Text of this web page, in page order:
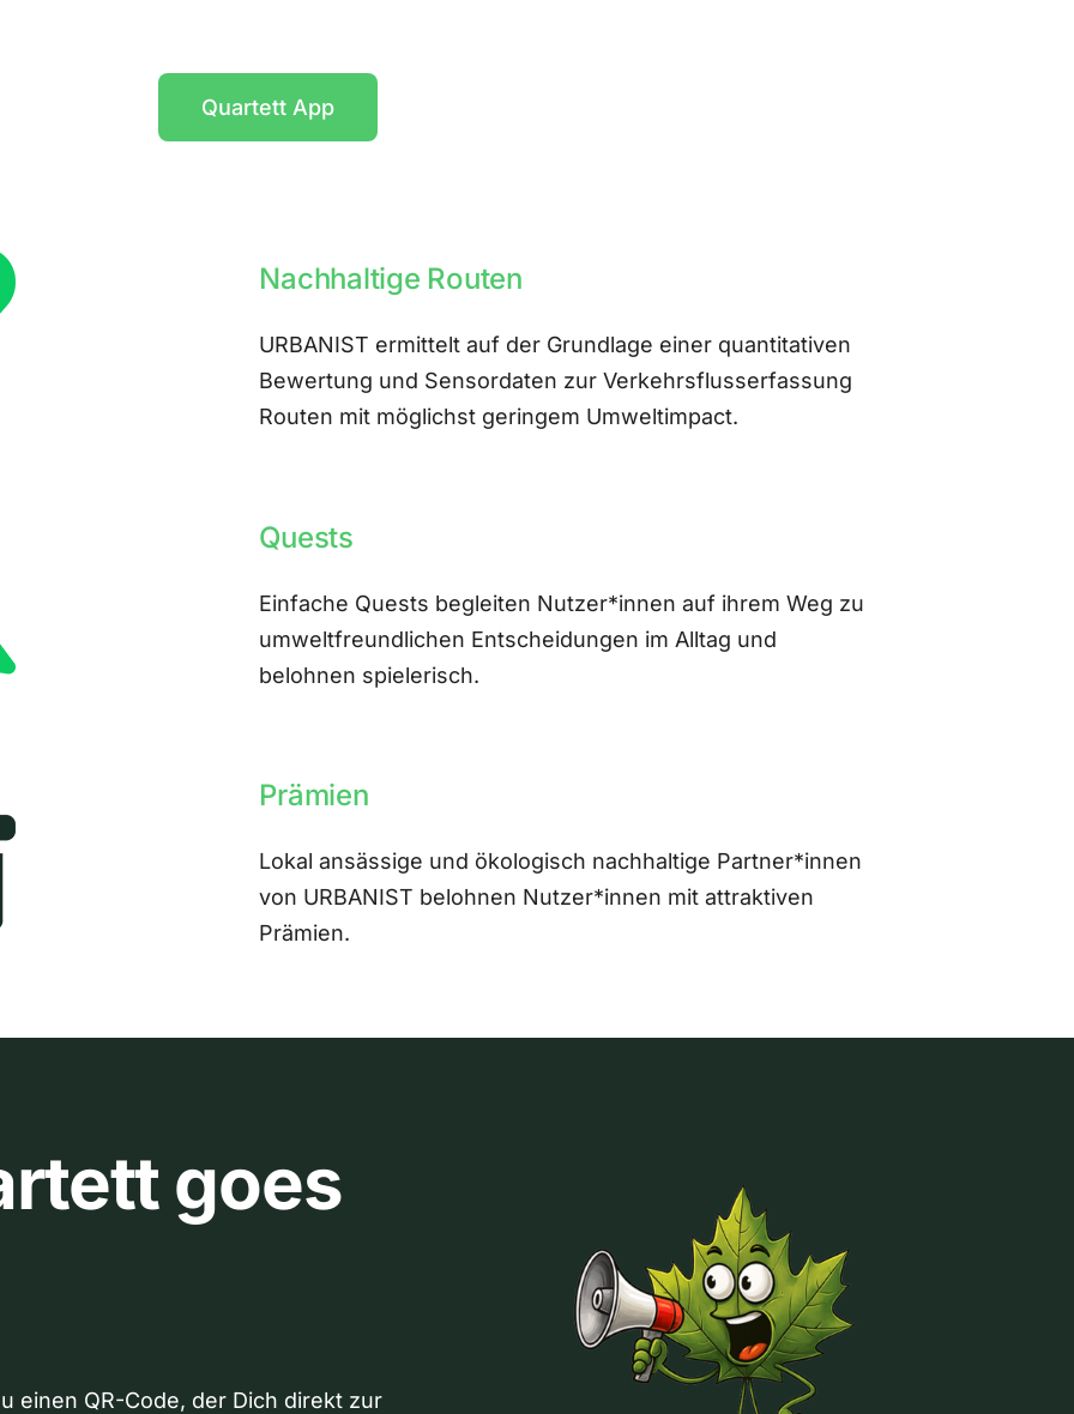
Quartett App
Nachhaltige Routen
URBANIST ermittelt auf der Grundlage einer quantitativen
Bewertung und Sensordaten zur Verkehrsflusserfassung
Routen mit möglichst geringem Umweltimpact.
Quests
Einfache Quests begleiten Nutzer*innen auf ihrem Weg zu
umweltfreundlichen Entscheidungen im Alltag und
belohnen spielerisch.
Prämien
Lokal ansässige und ökologisch nachhaltige Partner*innen
von URBANIST belohnen Nutzer*innen mit attraktiven
Prämien.
goes
einen QR-Code, der Dich direkt zur